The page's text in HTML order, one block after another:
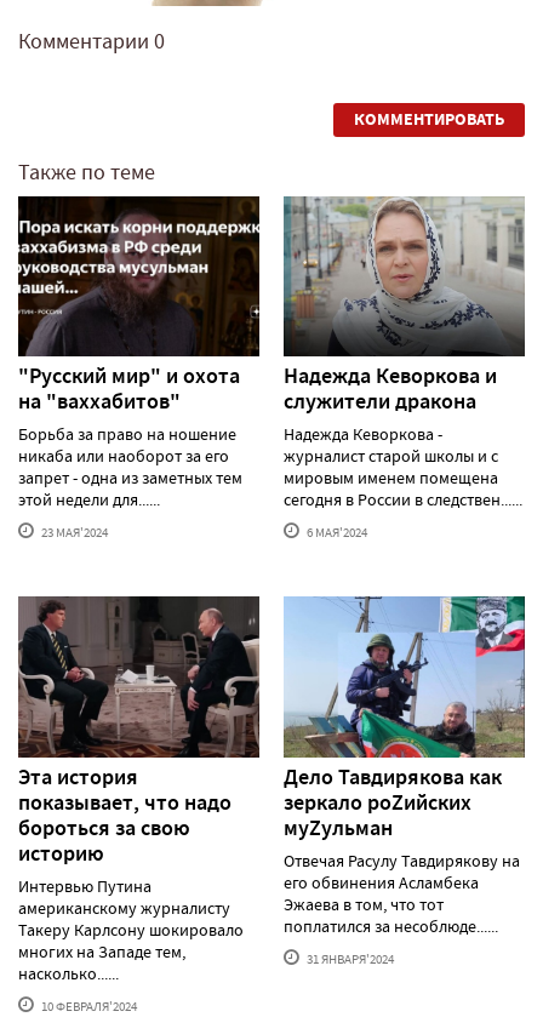
Комментарии 0
КОММЕНТИРОВАТЬ
Также по теме
"Русский мир" и охота
на "ваххабитов"
Борьба за право на ношение
никаба или наоборот за его
запрет - одна из заметных тем
этой недели для......
23 МАЯ'2024
Надежда Кеворкова и
служители дракона
Надежда Кеворкова -
журналист старой школы и с
мировым именем помещена
сегодня в России в следствен......
6 МАЯ'2024
Эта история
показывает, что надо
бороться за свою
историю
Интервью Путина
американскому журналисту
Такеру Карлсону шокировало
многих на Западе тем,
насколько......
10 ФЕВРАЛЯ'2024
Дело Тавдирякова как
зеркало роZийских
муZульман
Отвечая Расулу Тавдирякову на
его обвинения Асламбека
Эжаева в том, что тот
поплатился за несоблюде......
31 ЯНВАРЯ'2024